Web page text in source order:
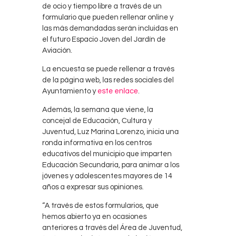
de ocio y tiempo libre a través de un
formulario que pueden rellenar online y
las más demandadas serán incluidas en
el futuro Espacio Joven del Jardín de
Aviación.
La encuesta se puede rellenar a través
de la página web, las redes sociales del
Ayuntamiento y este enlace
Además, la semana que viene, la
concejal de Educación, Cultura y
Juventud, Luz Marina Lorenzo, inicia una
ronda informativa en los centros
educativos del municipio que imparten
Educación Secundaria, para animar a los
jóvenes y adolescentes mayores de 14
años a expresar sus opiniones.
“A través de estos formularios, que
hemos abierto ya en ocasiones
anteriores a través del Área de Juventud,